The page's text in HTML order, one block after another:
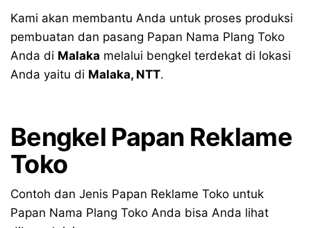
Kami akan membantu Anda untuk proses produksi
pembuatan dan pasang Papan Nama Plang Toko
Anda di Malaka melalui bengkel terdekat di lokasi
Anda yaitu di Malaka, NTT.
Bengkel Papan Reklame
Toko
Contoh dan Jenis Papan Reklame Toko untuk
Papan Nama Plang Toko Anda bisa Anda lihat